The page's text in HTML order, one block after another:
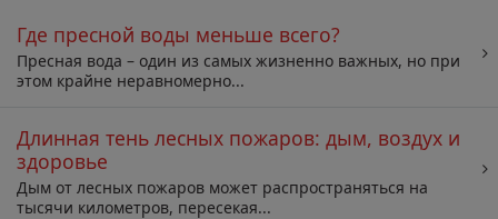
Где пресной воды меньше всего?
Пресная вода – один из самых жизненно важных, но при
этом крайне неравномерно...
Длинная тень лесных пожаров: дым, воздух и
здоровье
Дым от лесных пожаров может распространяться на
тысячи километров, пересекая...